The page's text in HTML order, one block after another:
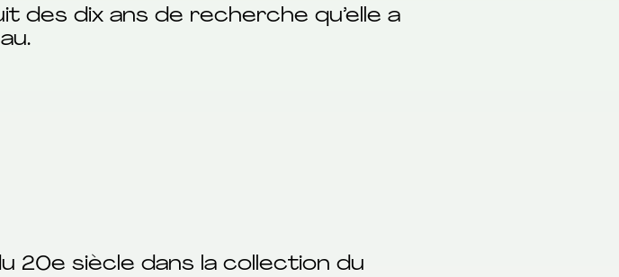
des dix ans de recherche qu’elle a
20e siècle dans la collection du